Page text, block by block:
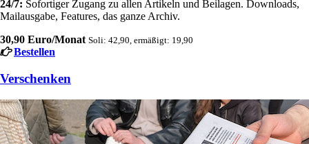
24/7: Sofortiger Zugang zu allen Artikeln und Beilagen. Downloads,
Mailausgabe, Features, das ganze Archiv.
30,90 Euro/Monat Soli: 42,90, ermäßigt: 19,90
Bestellen
Verschenken